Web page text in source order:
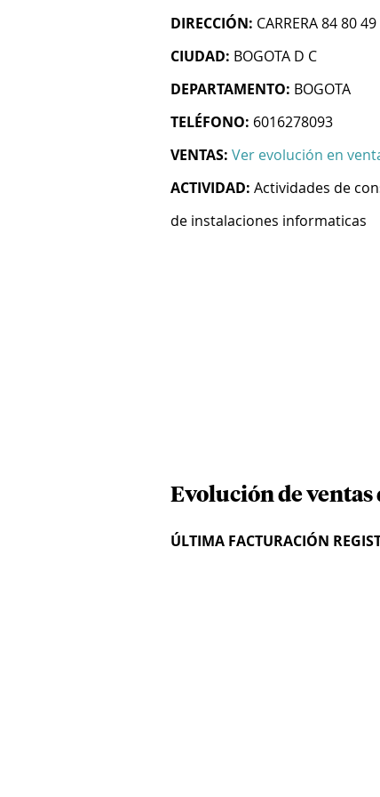
DIRECCIÓN: CARRERA 84 80 49
CIUDAD: BOGOTA D C
DEPARTAMENTO: BOGOTA
TELÉFONO: 6016278093
VENTAS: Ver evolución en
ACTIVIDAD: Actividades de
de instalaciones informaticas
Evolución de ventas
ÚLTIMA FACTURACIÓN